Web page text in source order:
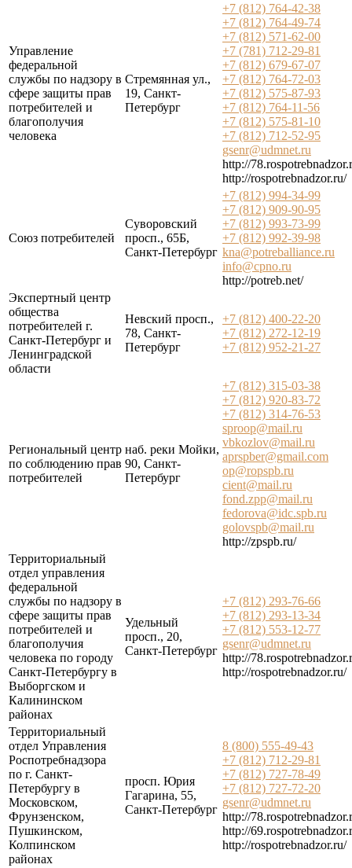
Управление
федеральной
службы по надзору в
сфере защиты прав
потребителей и
благополучия
человека
Стремянная ул.,
19, Санкт-
Петербург
+7 (812) 764-42-38
+7 (812) 764-49-74
+7 (812) 571-62-00
+7 (781) 712-29-81
+7 (812) 679-67-07
+7 (812) 764-72-03
+7 (812) 575-87-93
+7 (812) 764-11-56
+7 (812) 575-81-10
+7 (812) 712-52-95
gsenr@udmnet.ru
http://
http://rospotrebnadzor.ru/
Союз потребителей
Суворовский
просп., 65Б,
Санкт-Петербург
+7 (812) 994-34-99
+7 (812) 909-90-95
+7 (812) 993-73-99
+7 (812) 992-39-98
kna@potreballiance.ru
info@cpno.ru
http://potreb.net/
Экспертный центр
общества
потребителей г.
Санкт-Петербург и
Ленинградской
области
Невский просп.,
78, Санкт-
Петербург
+7 (812) 400-22-20
+7 (812) 272-12-19
+7 (812) 952-21-27
Региональный центр
по соблюдению прав
потребителей
наб. реки Мойки,
90, Санкт-
Петербург
+7 (812) 315-03-38
+7 (812) 920-83-72
+7 (812) 314-76-53
sproop@mail.ru
vbkozlov@mail.ru
aprspber@gmail.com
op@ropspb.ru
cient@mail.ru
fond.zpp@mail.ru
fedorova@idc.spb.ru
golovspb@mail.ru
http://zpspb.ru/
Территориальный
отдел управления
федеральной
службы по надзору в
сфере защиты прав
потребителей и
благополучия
человека по городу
Санкт-Петербургу в
Выборгском и
Калининском
районах
Удельный
просп., 20,
Санкт-Петербург
+7 (812) 293-76-66
+7 (812) 293-13-34
+7 (812) 553-12-77
gsenr@udmnet.ru
http://
http://rospotrebnadzor.ru/
Территориальный
отдел Управления
Роспотребнадзора
по г. Санкт-
Петербургу в
Московском,
Фрунзенском,
Пушкинском,
Колпинском
районах
просп. Юрия
Гагарина, 55,
Санкт-Петербург
8 (800) 555-49-43
+7 (812) 712-29-81
+7 (812) 727-78-49
+7 (812) 727-72-20
gsenr@udmnet.ru
http://
http://
http://rospotrebnadzor.ru/